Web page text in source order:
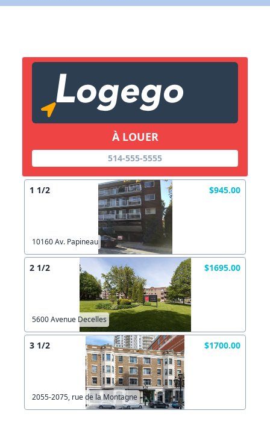
À LOUER
514-555-5555
1 1/2 $945.00
10160 Av. Papineau
2 1/2 $1695.00
5600 Avenue Decelles
3 1/2 $1700.00
2055-2075, rue de la Montagne
Lien vers inscription (sera inclus dans courriel)
Copier lien